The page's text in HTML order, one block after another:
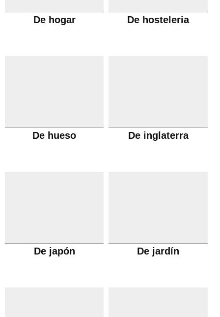
De hogar De hosteleria
De hueso De inglaterra
De japón De jardín